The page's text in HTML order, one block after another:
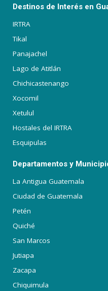
Destinos de Interés en
IRTRA
Tikal
Panajachel
Lago de Atitlán
Chichicastenango
Xocomil
Xetulul
Hostales del IRTRA
Esquipulas
Departamentos y
La Antigua Guatemala
Ciudad de Guatemala
Petén
Quiché
San Marcos
Jutiapa
Zacapa
Chiquimula